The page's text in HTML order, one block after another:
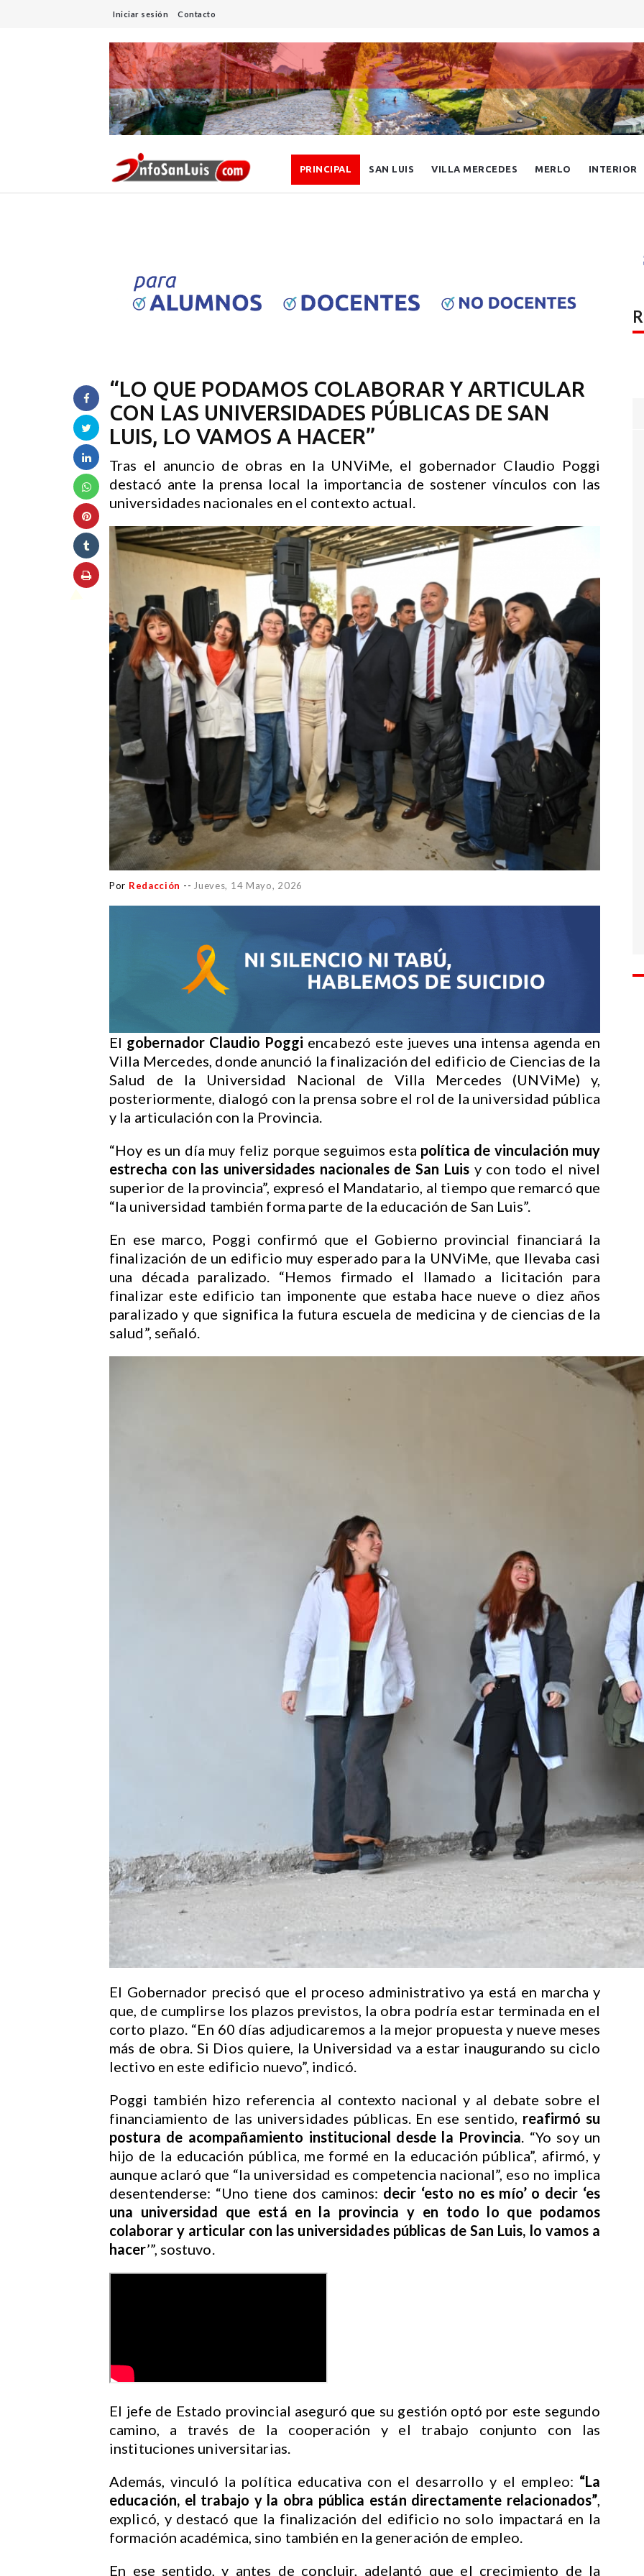
Iniciar sesión Contacto
PRINCIPAL SAN LUIS VILLA MERCEDES MERLO INTERIOR
“LO QUE PODAMOS COLABORAR Y ARTICULAR
CON LAS UNIVERSIDADES PÚBLICAS DE SAN
LUIS, LO VAMOS A HACER”
Tras el anuncio de obras en la UNViMe, el gobernador Claudio Poggi
destacó ante la prensa local la importancia de sostener vínculos con las
universidades nacionales en el contexto actual.
Por Redacción -- Jueves, 14 Mayo, 2026
El gobernador Claudio Poggi encabezó este jueves una intensa agenda en
Villa Mercedes, donde anunció la finalización del edificio de Ciencias de la
Salud de la Universidad Nacional de Villa Mercedes (UNViMe) y,
posteriormente, dialogó con la prensa sobre el rol de la universidad pública
y la articulación con la Provincia.
“Hoy es un día muy feliz porque seguimos esta política de vinculación muy
estrecha con las universidades nacionales de San Luis y con todo el nivel
superior de la provincia”, expresó el Mandatario, al tiempo que remarcó que
“la universidad también forma parte de la educación de San Luis”.
En ese marco, Poggi confirmó que el Gobierno provincial financiará la
finalización de un edificio muy esperado para la UNViMe, que llevaba casi
una década paralizado. “Hemos firmado el llamado a licitación para
finalizar este edificio tan imponente que estaba hace nueve o diez años
paralizado y que significa la futura escuela de medicina y de ciencias de la
salud”, señaló.
El Gobernador precisó que el proceso administrativo ya está en marcha y
que, de cumplirse los plazos previstos, la obra podría estar terminada en el
corto plazo. “En 60 días adjudicaremos a la mejor propuesta y nueve meses
más de obra. Si Dios quiere, la Universidad va a estar inaugurando su ciclo
lectivo en este edificio nuevo”, indicó.
Poggi también hizo referencia al contexto nacional y al debate sobre el
financiamiento de las universidades públicas. En ese sentido, reafirmó su
postura de acompañamiento institucional desde la Provincia. “Yo soy un
hijo de la educación pública, me formé en la educación pública”, afirmó, y
aunque aclaró que “la universidad es competencia nacional”, eso no implica
desentenderse: “Uno tiene dos caminos: decir ‘esto no es mío’ o decir ‘es
una universidad que está en la provincia y en todo lo que podamos
colaborar y articular con las universidades públicas de San Luis, lo vamos a
hacer’”, sostuvo.
El jefe de Estado provincial aseguró que su gestión optó por este segundo
camino, a través de la cooperación y el trabajo conjunto con las
instituciones universitarias.
Además, vinculó la política educativa con el desarrollo y el empleo: “La
educación, el trabajo y la obra pública están directamente relacionados”,
explicó, y destacó que la finalización del edificio no solo impactará en la
formación académica, sino también en la generación de empleo.
En ese sentido, y antes de concluir, adelantó que el crecimiento de la